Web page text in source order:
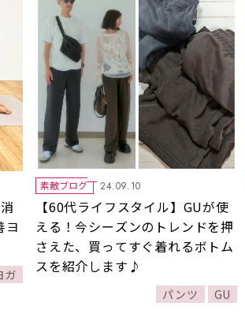
ヨ
ガ
素敵ブログ 24.09.10
【60代ライフスタイル】GUが使
える！今シーズンのトレンドを押
さえた、買ってすぐ着れるボトム
スを紹介します♪
パンツ GU